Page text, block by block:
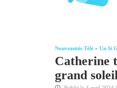
Nouveautés Télé » Un Si
Catherine
grand